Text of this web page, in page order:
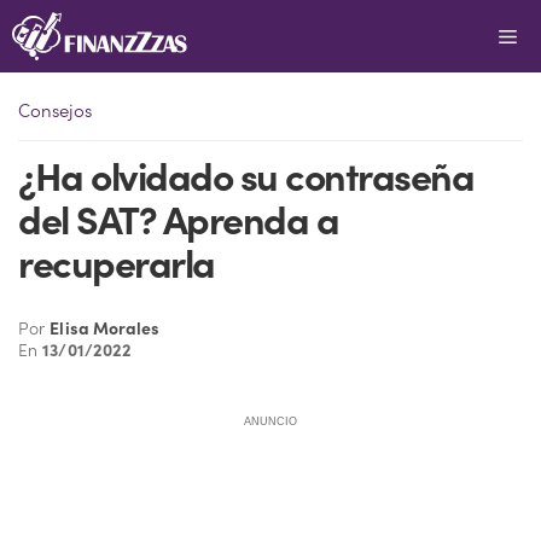
Saltar
al
Consejos
¿Ha olvidado su contraseña
del SAT? Aprenda a
recuperarla
Por Elisa Morales
En13/01/2022
ANUNCIO